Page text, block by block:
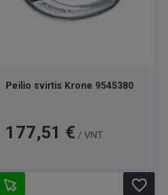
Peilio svirtis Krone 9545380
Kaina
177,51 € / VNT
favorite_border